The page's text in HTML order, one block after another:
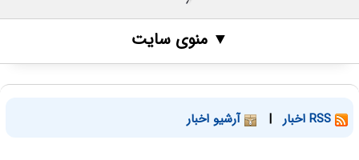
▼ منوی سایت
| آرشیو اخبار